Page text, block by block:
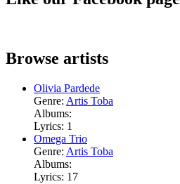
Browse artists
Olivia Pardede
Genre: Artis Toba
Albums:
Lyrics: 1
Omega Trio
Genre: Artis Toba
Albums:
Lyrics: 17